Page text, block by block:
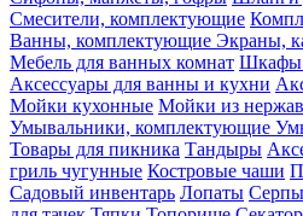
Смесители, комплектующие
Ванны, комплектующие Экраны,
Мебель для ванных комнат Шкафы
Аксессуары для ванны и кухни
Мойки кухонные Мойки из
Умывальники, комплектующие
Товары для пикника Тандыры
гриль чугунные Костровые чаши
Садовый инвентарь Лопаты Серпы